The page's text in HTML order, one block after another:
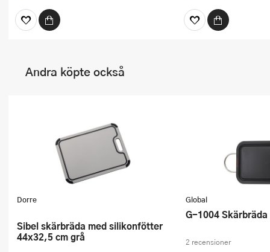
Andra köpte också
Dorre
Sibel skärbräda med silikonfötter
44x32,5 cm grå
Global
G-1004
2 recensioner